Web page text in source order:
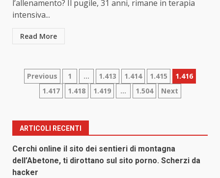
l’allenamento? Il pugile, 31 anni, rimane in terapia
intensiva...
Read More
Paginazione
degli
articoli
Previous 1 … 1.413 1.414 1.415
1.416
1.417
1.418 1.419 … 1.504 Next
ARTICOLI RECENTI
Cerchi online il sito dei sentieri di montagna
dell’Abetone, ti dirottano sul sito porno. Scherzi da
hacker